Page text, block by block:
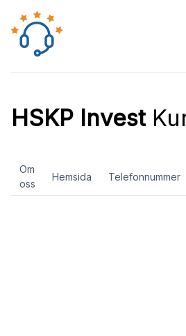
HSKP Invest
Om
oss
Hemsida Telefonnummer